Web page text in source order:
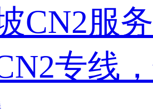
CN2服
专线